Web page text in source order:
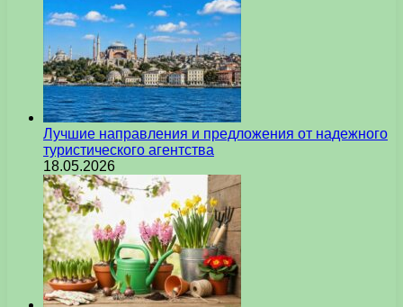
Лучшие направления и предложения от надежного
туристического агентства
18.05.2026